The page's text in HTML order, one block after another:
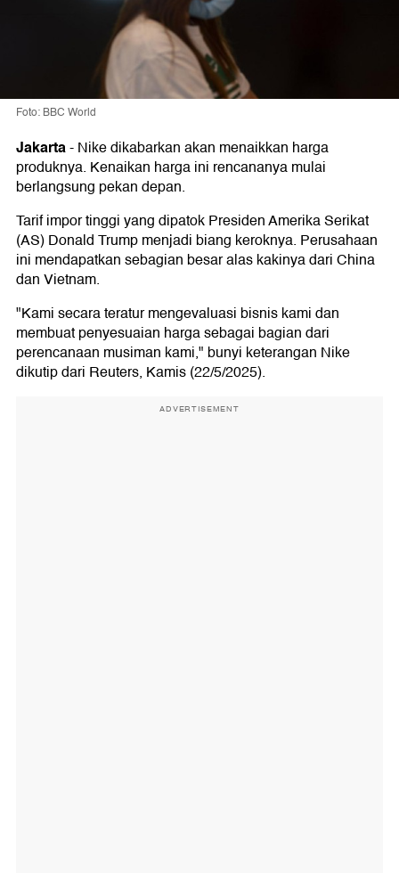
Foto: BBC World
Jakarta-Nike dikabarkan akan menaikkan harga
produknya. Kenaikan harga ini rencananya mulai
berlangsung pekan depan.
Tarif impor tinggi yang dipatok Presiden Amerika Serikat
(AS) Donald Trump menjadi biang keroknya. Perusahaan
ini mendapatkan sebagian besar alas kakinya dari China
dan Vietnam.
"Kami secara teratur mengevaluasi bisnis kami dan
membuat penyesuaian harga sebagai bagian dari
perencanaan musiman kami," bunyi keterangan Nike
dikutip dari Reuters, Kamis (22/5/2025).
ADVERTISEMENT